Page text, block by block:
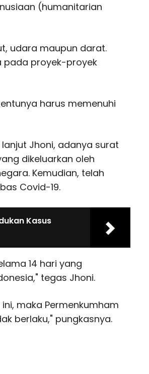
(humanitarian
udara maupun darat.
pada proyek-proyek
harus memenuhi
Jhoni, adanya surat
dikeluarkan oleh
Kemudian, telah
Covid-19.
Kasus
14 hari yang
tegas Jhoni.
maka Permenkumham
berlaku," pungkasnya.